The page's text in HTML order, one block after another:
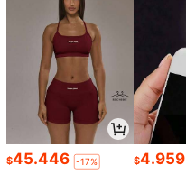
$45.446 -17% $4.959